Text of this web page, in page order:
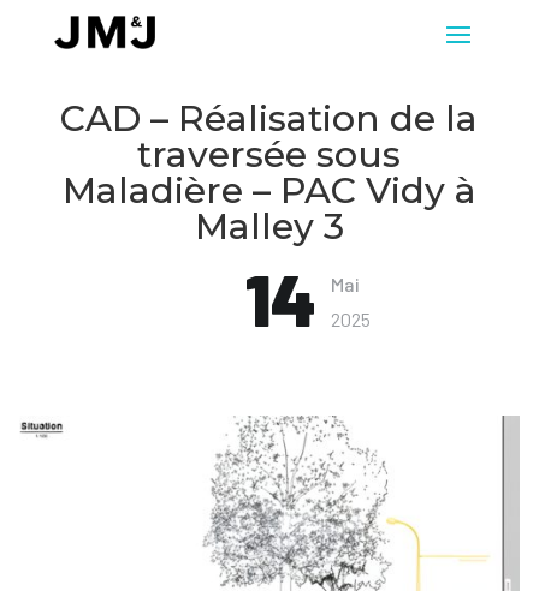
CAD – Réalisation de la
traversée sous
Maladière – PAC Vidy à
Malley 3
14
Mai
2025